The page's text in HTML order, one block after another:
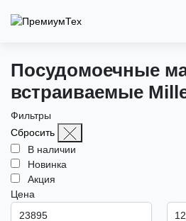
Посудомоечные
встраиваемые
Фильтры
Сбросить
В наличии
Новинка
Акция
Цена